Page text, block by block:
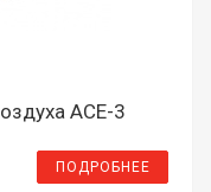
ACE-3
ПОДРОБНЕЕ